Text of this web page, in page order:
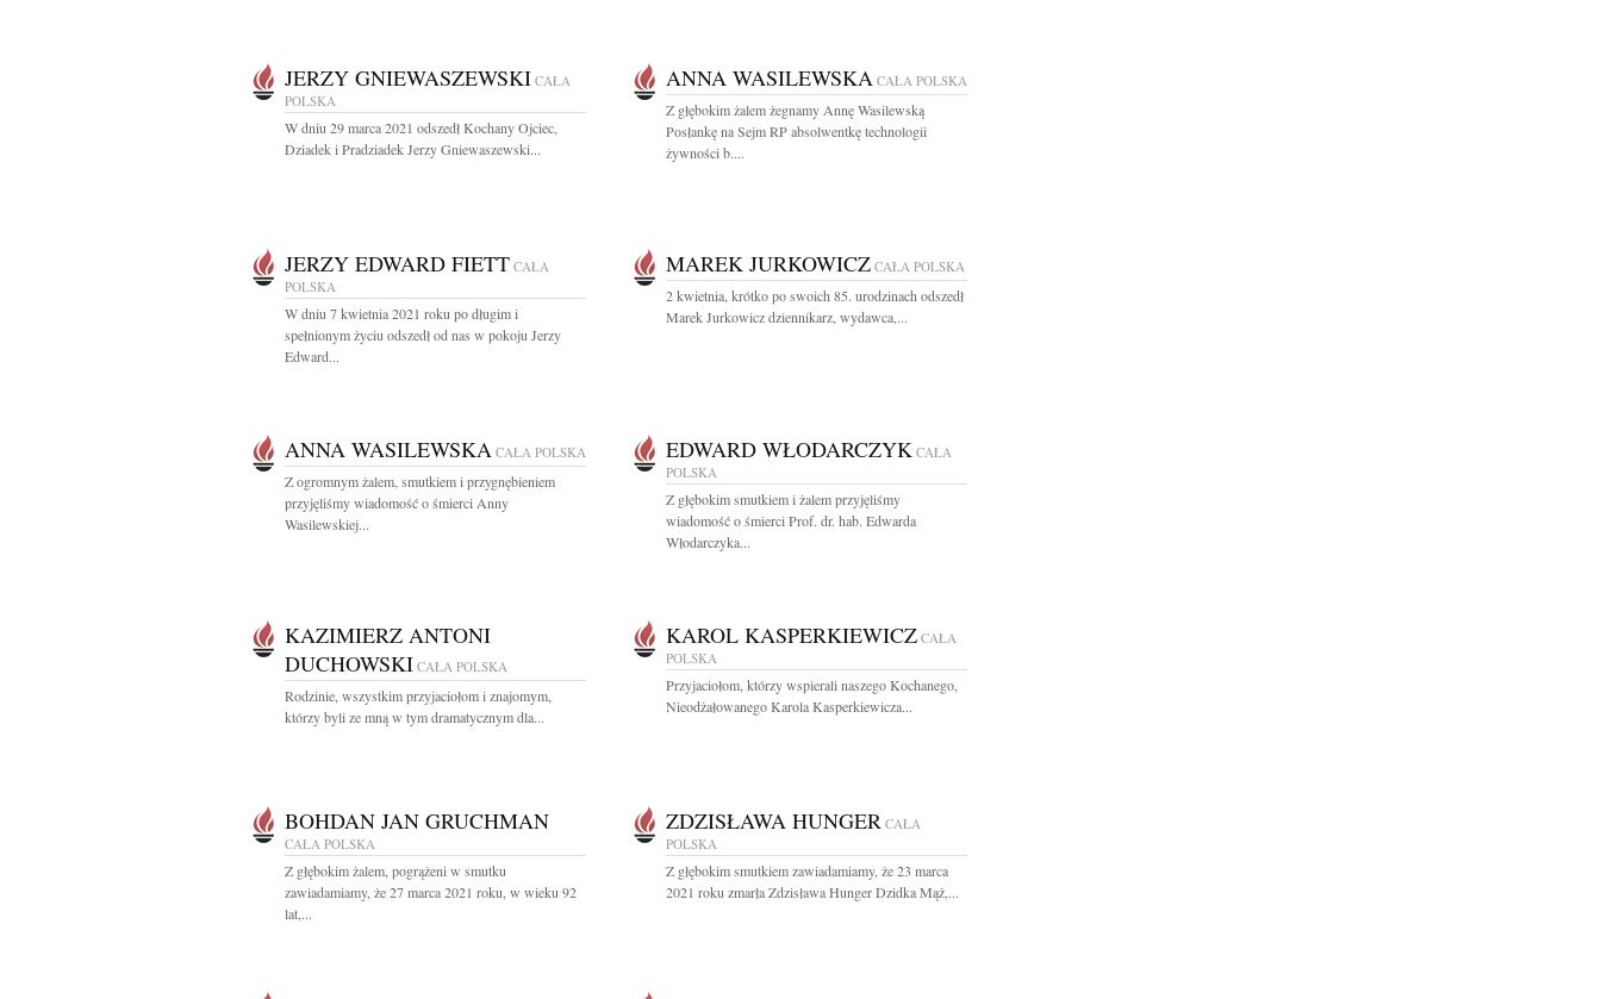
JERZY GNIEWASZEWSKI CAŁA
POLSKA
W dniu 29 marca 2021 odszedł Kochany Ojciec,
Dziadek i Pradziadek Jerzy Gniewaszewski...
ANNA WASILEWSKA CAŁA POLSKA
Z głębokim żalem żegnamy Annę Wasilewską
Posłankę na Sejm RP absolwentkę technologii
żywności b....
JERZY EDWARD FIETT CAŁA
POLSKA
W dniu 7 kwietnia 2021 roku po długim i
spełnionym życiu odszedł od nas w pokoju Jerzy
Edward...
MAREK JURKOWICZ CAŁA POLSKA
2 kwietnia, krótko po swoich 85. urodzinach odszedł
Marek Jurkowicz dziennikarz, wydawca,...
ANNA WASILEWSKA CAŁA POLSKA
Z ogromnym żalem, smutkiem i przygnębieniem
przyjęliśmy wiadomość o śmierci Anny
Wasilewskiej...
EDWARD WŁODARCZYK CAŁA
POLSKA
Z głębokim smutkiem i żalem przyjęliśmy
wiadomość o śmierci Prof. dr. hab. Edwarda
Włodarczyka...
KAZIMIERZ ANTONI
DUCHOWSKI CAŁA POLSKA
Rodzinie, wszystkim przyjaciołom i znajomym,
którzy byli ze mną w tym dramatycznym dla...
KAROL KASPERKIEWICZ CAŁA
POLSKA
Przyjaciołom, którzy wspierali naszego Kochanego,
Nieodżałowanego Karola Kasperkiewicza...
BOHDAN JAN GRUCHMAN
CAŁA POLSKA
Z głębokim żalem, pogrążeni w smutku
zawiadamiamy, że 27 marca 2021 roku, w wieku 92
lat,...
ZDZISŁAWA HUNGER CAŁA
POLSKA
Z głębokim smutkiem zawiadamiamy, że 23 marca
2021 roku zmarła Zdzisława Hunger Dzidka Mąż,...